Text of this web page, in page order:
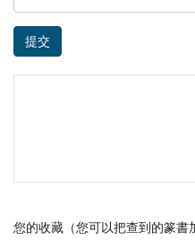
提交
您的收藏（您可以把查到的篆